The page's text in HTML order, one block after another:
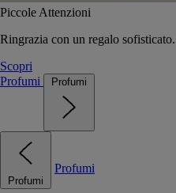
Piccole Attenzioni
Ringrazia con un regalo sofisticato.
Scopri
Profumi
Profumi
Profumi
Profumi